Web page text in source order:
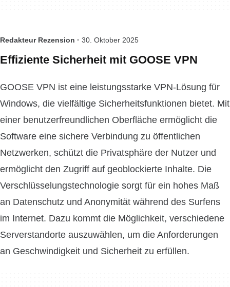
Redakteur Rezension · 30. Oktober 2025
Effiziente Sicherheit mit GOOSE VPN
GOOSE VPN ist eine leistungsstarke VPN-Lösung für
Windows, die vielfältige Sicherheitsfunktionen bietet. Mit
einer benutzerfreundlichen Oberfläche ermöglicht die
Software eine sichere Verbindung zu öffentlichen
Netzwerken, schützt die Privatsphäre der Nutzer und
ermöglicht den Zugriff auf geoblockierte Inhalte. Die
Verschlüsselungstechnologie sorgt für ein hohes Maß
an Datenschutz und Anonymität während des Surfens
im Internet. Dazu kommt die Möglichkeit, verschiedene
Serverstandorte auszuwählen, um die Anforderungen
an Geschwindigkeit und Sicherheit zu erfüllen.